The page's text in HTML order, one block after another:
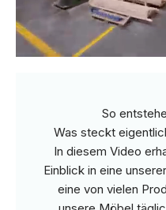
So
Was steckt
In diesem Video
Einblick in eine
eine von vielen